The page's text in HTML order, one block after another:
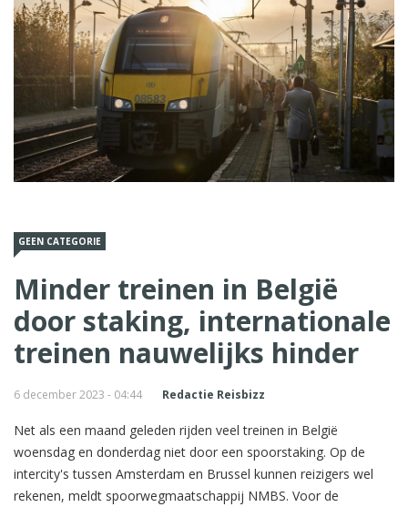
GEEN CATEGORIE
Minder treinen in België
door staking, internationale
treinen nauwelijks hinder
6 december 2023 - 04:44 Redactie Reisbizz
Net als een maand geleden rijden veel treinen in België
woensdag en donderdag niet door een spoorstaking. Op de
intercity's tussen Amsterdam en Brussel kunnen reizigers wel
rekenen, meldt spoorwegmaatschappij NMBS. Voor de